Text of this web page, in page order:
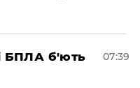
БПЛА б'ють
07:39